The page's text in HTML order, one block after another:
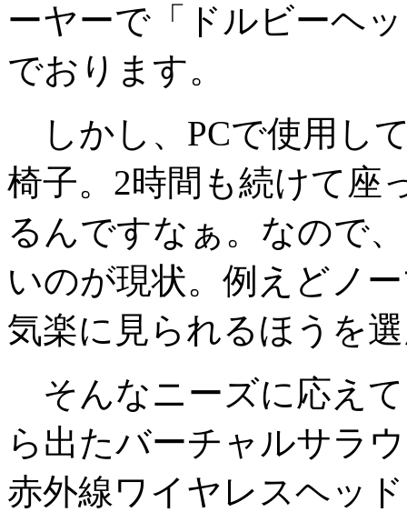
ーヤーで「ドルビーヘ
でおります。
しかし、PCで使用し
椅子。2時間も続けて座
るんですなぁ。なので
いのが現状。例えどノ
気楽に見られるほうを
そんなニーズに応え
ら出たバーチャルサラ
赤外線ワイヤレスヘッ